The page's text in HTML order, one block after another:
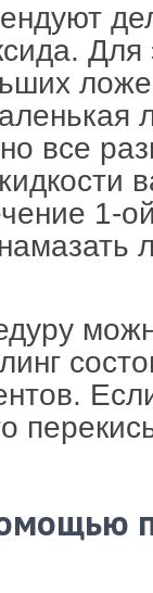
Для
все
1-